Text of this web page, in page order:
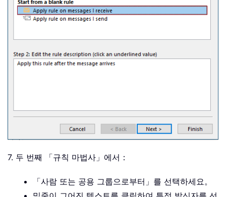
7. 두 번째 「규칙 마법사」에서：
「사람 또는 공용 그룹으로부터」를 선택하세요。